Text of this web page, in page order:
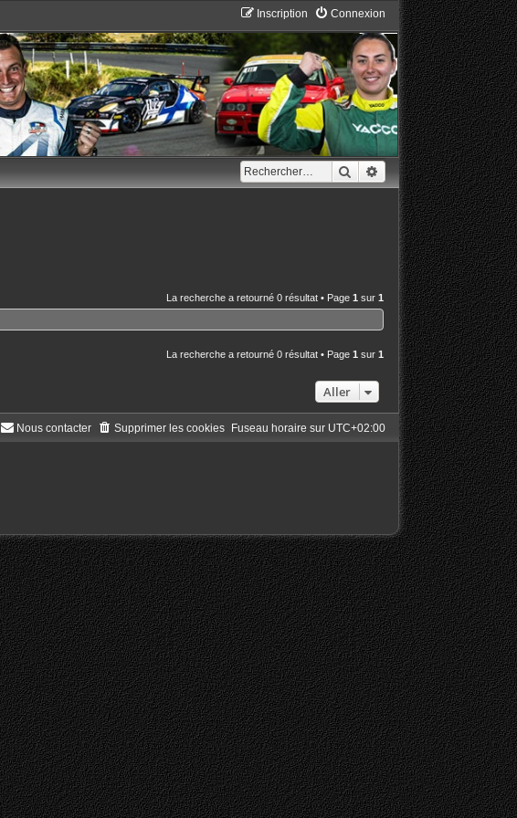
Connexion
Inscription
RechercherRecherche avancée
La recherche a retourné 0 résultat • Page 1 sur 1
La recherche a retourné 0 résultat • Page 1 sur 1
Aller
Fuseau horaire sur UTC+02:00
Supprimer les cookies
Nous contacter